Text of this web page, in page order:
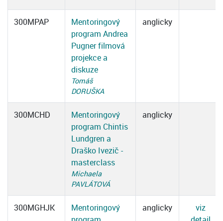
300MPAP
Mentoringový
program Andrea
Pugner filmová
projekce a
diskuze
Tomáš
DORUŠKA
anglicky
300MCHD
Mentoringový
program Chintis
Lundgren a
Draško Ivezič -
masterclass
Michaela
PAVLÁTOVÁ
anglicky
300MGHJK
Mentoringový
anglicky
viz